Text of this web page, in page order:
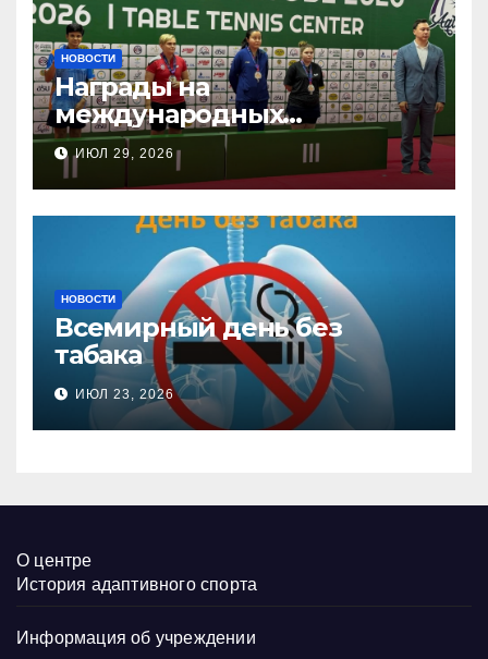
НОВОСТИ
Награды на
международных
соревнованиях
настольного тенниса ПОДА
ИЮЛ 29, 2026
НОВОСТИ
Всемирный день без
табака
ИЮЛ 23, 2026
О центре
История адаптивного спорта
Информация об учреждении